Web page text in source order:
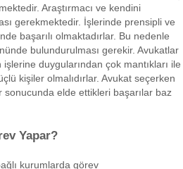
Araştırmacı ve kendini
gerekmektedir. İşlerinde prensipli ve
başarılı olmaktadırlar. Bu nedenle
bulundurulması gerekir. Avukatlar
duygularından çok mantıkları ile
kişiler olmalıdırlar. Avukat seçerken
sonucunda elde ettikleri başarılar baz
Yapar?
kurumlarda görev